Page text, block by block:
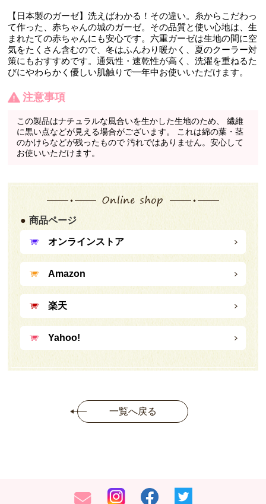
【日本製のガーゼ】洗えばわかる！その違い。糸からこだわっ
て作った、赤ちゃんの城のガーゼ。その品質と使い心地は、生
まれたての赤ちゃんにも安心です。六重ガーゼは生地の間に空
気をたくさん含むので、冬はふんわり暖かく、夏のクーラー対
策にもおすすめです。通気性・速乾性が高く、洗濯を重ねるた
びにやわらかく優しい肌触りで一年中お使いいただけます。
注意事項
この製品はナチュラルな風合いを生かした生地のため、 繊維
に黒い点などが見える場合がございます。 これは綿の葉・茎
のかけらなどが残ったもので 汚れではありません。安心して
お使いいただけます。
商品ページ
オンラインストア
Amazon
楽天
Yahoo!
一覧へ戻る